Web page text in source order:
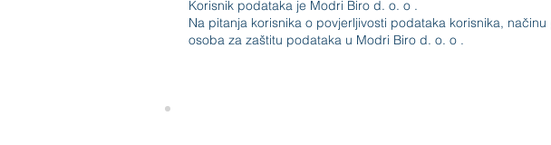
Korisnik podataka je Modri Biro d. o. o .
Na pitanja korisnika o povjerljivosti podataka korisnika,
osoba za zaštitu podataka u Modri Biro d. o. o .